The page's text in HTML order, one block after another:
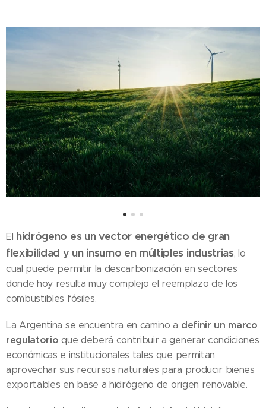
El hidrógeno es un vector energético de gran
flexibilidad y un insumo en múltiples industrias, lo
cual puede permitir la descarbonización en sectores
donde hoy resulta muy complejo el reemplazo de los
combustibles fósiles.
La Argentina se encuentra en camino a definir un marco
regulatorio que deberá contribuir a generar condiciones
económicas e institucionales tales que permitan
aprovechar sus recursos naturales para producir bienes
exportables en base a hidrógeno de origen renovable.